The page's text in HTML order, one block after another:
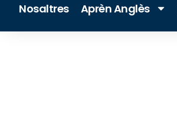
Nosaltres Aprèn Anglès